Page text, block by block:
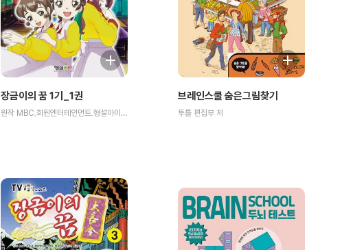
장금이의 꿈 1기_1권
원작 MBC,희원엔터테인먼트,형설아이/만화 둥근아이 저
브레인스쿨 숨은그림찾기
투틀 편집부 저